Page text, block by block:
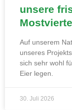
unsere
Auf unserem
unseres
sich sehr wohl
Eier legen.
30. Juli 2026